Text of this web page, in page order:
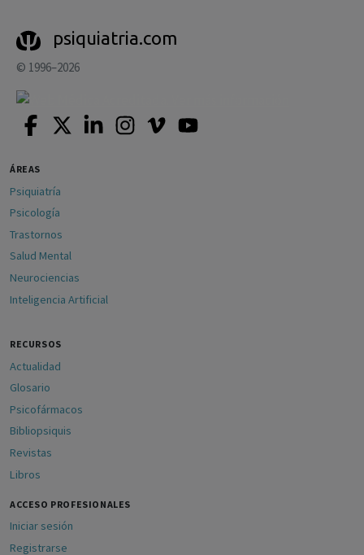
psiquiatria.com
© 1996–2026
ÁREAS
Psiquiatría
Psicología
Trastornos
Salud Mental
Neurociencias
Inteligencia Artificial
RECURSOS
Actualidad
Glosario
Psicofármacos
Bibliopsiquis
Revistas
Libros
ACCESO PROFESIONALES
Iniciar sesión
Registrarse